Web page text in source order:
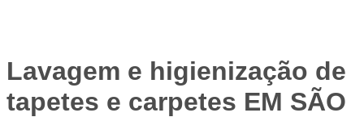
Lavagem e higienização de
tapetes e carpetes EM SÃO